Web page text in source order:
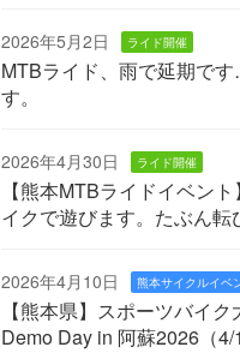
2026年5月2日 ライド開催
MTBライド、雨で延期で
す。
2026年4月30日 ライド開催
【熊本MTBライドイベン
イクで遊びます。たぶん転
2026年4月10日 熊本サイクルイベ
【熊本県】スポーツバイ
Demo Day in 阿蘇2026（4/